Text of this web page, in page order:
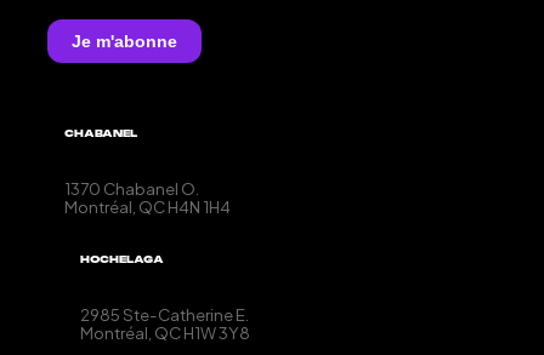
CHABANEL
1370 Chabanel O.
Montréal, QCH4N 1H4
HOCHELAGA
2985 Ste-Catherine E.
Montréal, QCH1W 3Y8